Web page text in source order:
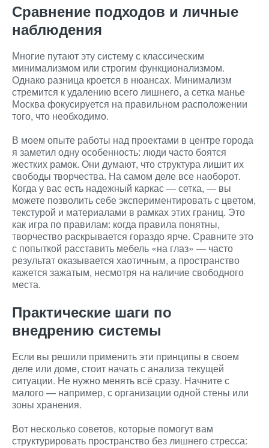
Сравнение подходов и личные
наблюдения
Многие путают эту систему с классическим
минимализмом или строгим функционализмом.
Однако разница кроется в нюансах. Минимализм
стремится к удалению всего лишнего, а сетка манье
Москва фокусируется на правильном расположении
того, что необходимо.
В моем опыте работы над проектами в центре города
я заметил одну особенность: люди часто боятся
жестких рамок. Они думают, что структура лишит их
свободы творчества. На самом деле все наоборот.
Когда у вас есть надежный каркас — сетка, — вы
можете позволить себе экспериментировать с цветом,
текстурой и материалами в рамках этих границ. Это
как игра по правилам: когда правила понятны,
творчество раскрывается гораздо ярче. Сравните это
с попыткой расставить мебель «на глаз» — часто
результат оказывается хаотичным, а пространство
кажется зажатым, несмотря на наличие свободного
места.
Практические шаги по
внедрению системы
Если вы решили применить эти принципы в своем
деле или доме, стоит начать с анализа текущей
ситуации. Не нужно менять всё сразу. Начните с
малого — например, с организации одной стены или
зоны хранения.
Вот несколько советов, которые помогут вам
структурировать пространство без лишнего стресса: